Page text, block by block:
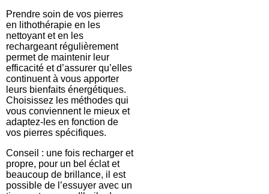
Prendre soin de vos pierres
en lithothérapie en les
nettoyant et en les
rechargeant régulièrement
permet de maintenir leur
efficacité et d’assurer qu’elles
continuent à vous apporter
leurs bienfaits énergétiques.
Choisissez les méthodes qui
vous conviennent le mieux et
adaptez-les en fonction de
vos pierres spécifiques.
Conseil : une fois recharger et
propre, pour un bel éclat et
beaucoup de brillance, il est
possible de l’essuyer avec un